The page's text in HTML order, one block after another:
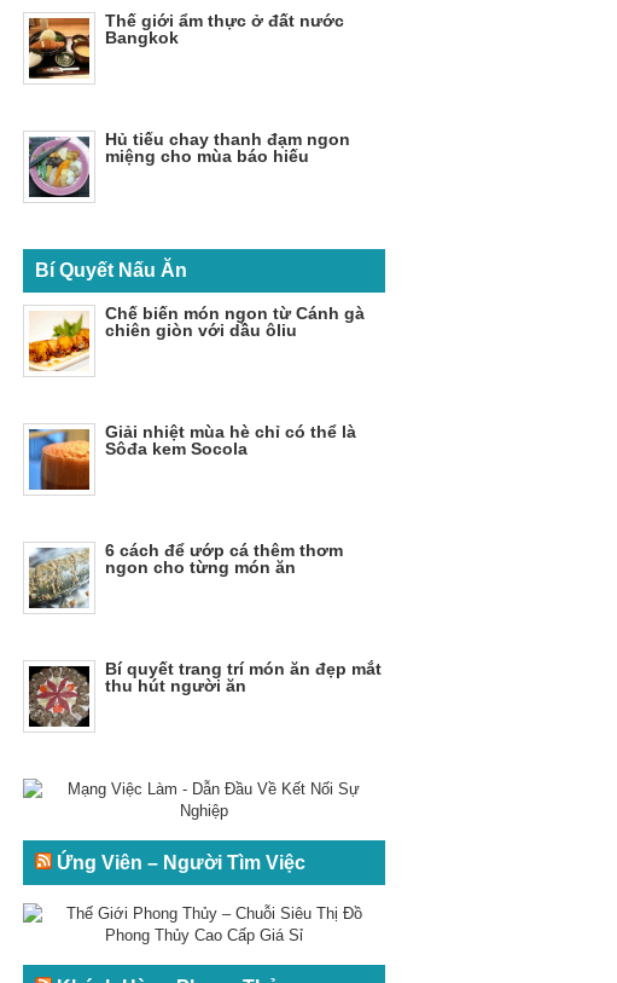
Thế giới ẩm thực ở đất nước
Bangkok
Hủ tiếu chay thanh đạm ngon
miệng cho mùa báo hiếu
Bí Quyết Nấu Ăn
Chế biến món ngon từ Cánh gà
chiên giòn với dầu ôliu
Giải nhiệt mùa hè chỉ có thể là
Sôđa kem Socola
6 cách để ướp cá thêm thơm
ngon cho từng món ăn
Bí quyết trang trí món ăn đẹp mắt
thu hút người ăn
Ứng Viên – Người Tìm Việc